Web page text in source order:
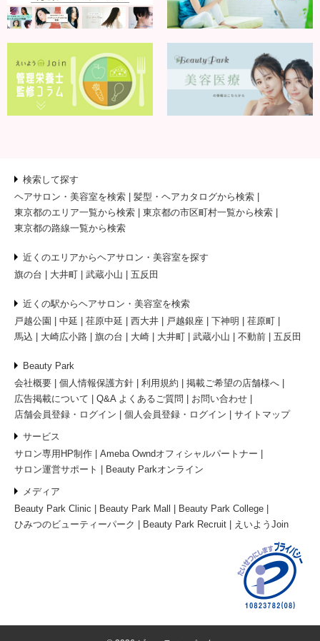
検索して探す
ヘアサロン・美容室を検索
髪型・ヘアカタログから検索
東京都のエリア一覧から検索
東京都の市区町村一覧から検索
東京都の路線一覧から検索
近くのエリアからヘアサロン・美容室を探す
旗の台
大井町 武蔵小山 五反田
近くの駅からヘアサロン・美容室を検索
戸越公園
中延 荏原中延 西大井 戸越銀座 下神明
荏原町
馬込
大崎広小路 旗の台 大崎 大井町 武蔵小山 不動前 五反田
Beauty Park
会社概要
個人情報保護方針 利用規約
掲載ご希望の店舗様へ
広告掲載について
Q&A よくあるご質問
お問い合わせ
店舗会員登録・ログイン
個人会員登録・ログイン サイトマップ
サービス
サロン専用HP制作
Ameba Owndオフィシャルパートナー
サロン運営サポート
Beauty Parkオンライン
メディア
Beauty Park Clinic
Beauty Park Mall
Beauty Park College
ひみつのビューティーパーク
Beauty Park Recruit えいようJoin